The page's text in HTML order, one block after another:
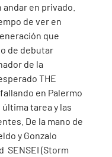
en privado.
de ver en
que
de debutar
de la
THE
fallando en Palermo
tarea y las
De la mano de
y Gonzalo
SENSEI (Storm